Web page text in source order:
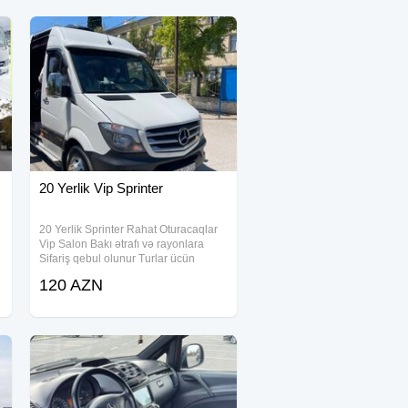
20 Yerlik Vip Sprinter
20 Yerlik Sprinter Rahat Oturacaqlar
Vip Salon Bakı ətrafı və rayonlara
Sifariş qebul olunur Turlar ücün
120 AZN